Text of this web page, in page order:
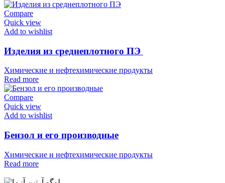
Compare
Quick view
Add to wishlist
Изделия из среднеплотного ПЭ
Химические и нефтехимические продукты
Read more
Compare
Quick view
Add to wishlist
Бензол и его производные
Химические и нефтехимические продукты
Read more